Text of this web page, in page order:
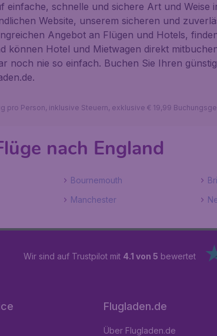
einfache, schnelle und sichere Art und Weise
Website, unserem sicheren und
Angebot an Flügen und Hotels,
können Hotel und Mietwagen direkt
noch nie so einfach. Buchen Sie Ihren
pro Person, inklusive Steuern, exklusive € 19,99
nach England
Bournemouth
Manchester
Wir sind auf Trustpilot mit 4.1 von 5 bewertet
Flugladen.de
Über Flugladen.de